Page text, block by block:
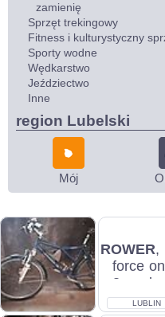
zamienię
Sprzęt trekingowy
Fitness i kulturystyczny
Sporty wodne
Wędkarstwo
Jeździectwo
Inne
region Lubelski
Mój
ROWER,
force
3
LUBLIN